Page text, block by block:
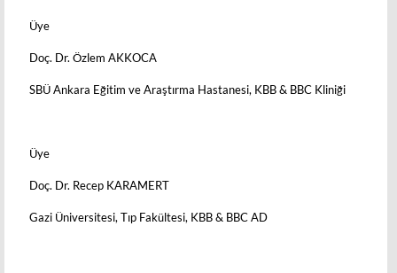
Üye
Doç. Dr. Özlem AKKOCA
SBÜ Ankara Eğitim ve Araştırma Hastanesi, KBB & BBC Kliniği
Üye
Doç. Dr. Recep KARAMERT
Gazi Üniversitesi, Tıp Fakültesi, KBB & BBC AD